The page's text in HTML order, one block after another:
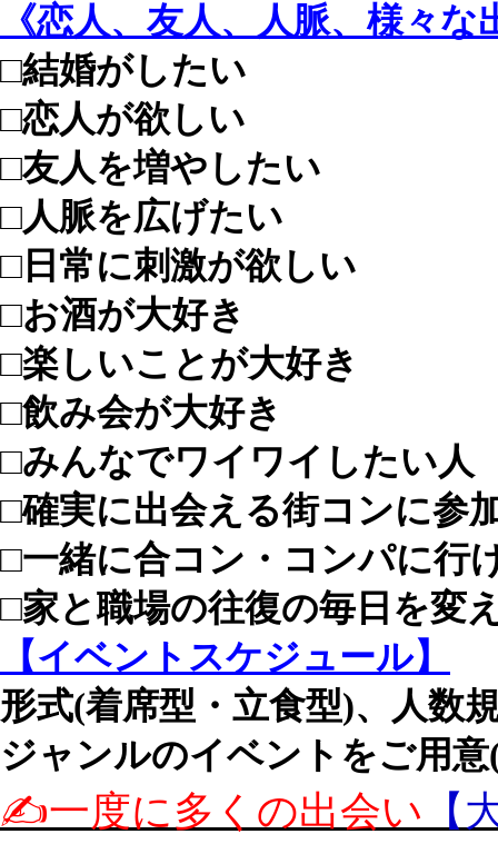
《恋人、友人、人脈、様々
□結婚がしたい
□恋人が欲しい
□友人を増やしたい
□人脈を広げたい
□日常に刺激が欲しい
□お酒が大好き
□楽しいことが大好き
□飲み会が大好き
□みんなでワイワイしたい人
□確実に出会える街コンに参
□一緒に合コン・コンパに行
□家と職場の往復の毎日を変
【イベントスケジュール】
形式(着席型・立食型)、人数
ジャンルのイベントをご用
✍️一度に多くの出会い 【